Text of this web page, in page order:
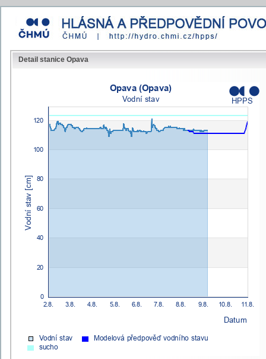
Detail stanice Opava